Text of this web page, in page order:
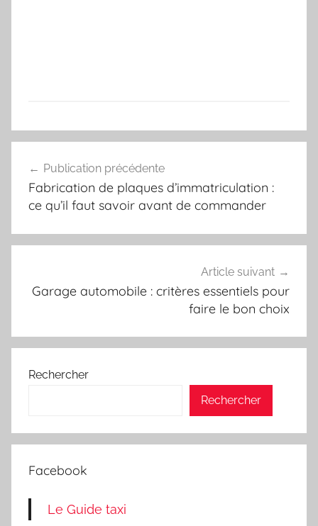
de
l’article
Publication précédente
Fabrication de plaques d’immatriculation :
ce qu’il faut savoir avant de commander
Article suivant
Garage automobile : critères essentiels pour
faire le bon choix
Rechercher
Rechercher
Facebook
Le Guide taxi